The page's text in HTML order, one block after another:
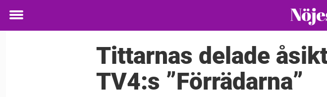
Toggle
Tittarnas delade
TV4:s ”Förrädarna”